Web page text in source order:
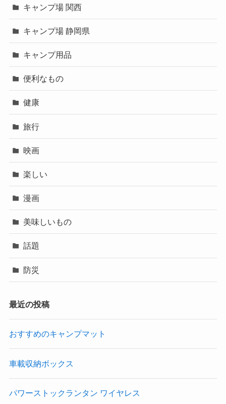
キャンプ場 関西
キャンプ場 静岡県
キャンプ用品
便利なもの
健康
旅行
映画
楽しい
漫画
美味しいもの
話題
防災
最近の投稿
おすすめのキャンプマット
車載収納ボックス
パワーストックランタン ワイヤレス